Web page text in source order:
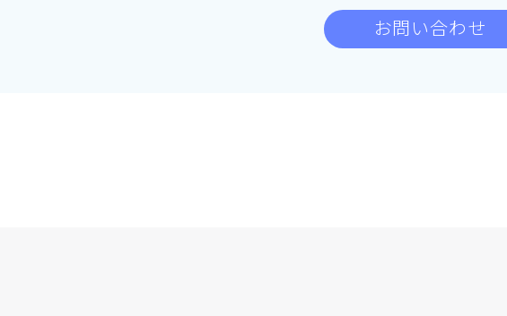
お問い合わせ